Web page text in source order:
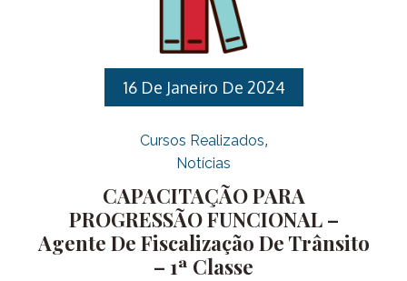
Endereço: Avenida Fernão Dias Paes Leme, 618,
Centro Várzea Paulista – CEP: 13220001,
Telefone: (11) 4596-9001 VII. Horário: 08h às 12h.
VIII. Instrutora: Rute de Paula Ramos IX. Conteúdo
Programático: X. Inscrições: De 07/03 a 13/03/2024
http://egds.varzeapaulista.sp.gov.br/. […]
16 De Janeiro De 2024
Cursos Realizados
Notícias
CAPACITAÇÃO PARA
PROGRESSÃO FUNCIONAL –
Agente De Fiscalização De Trânsito
– 1ª Classe